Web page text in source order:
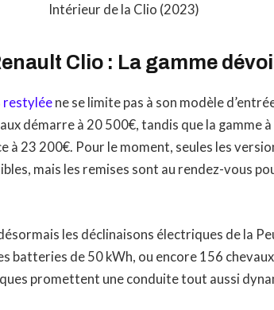
Clio : La gamme
restylée ne se limite pas à son modèle
démarre à 20 500€, tandis que la gamme
à 23 200€. Pour le moment, seules les
mais les remises sont au rendez-vous
les déclinaisons électriques de la
batteries de 50 kWh, ou encore 156
promettent une conduite tout aussi